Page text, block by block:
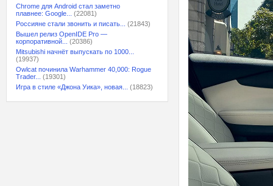
Chrome для Android стал заметно
плавнее: Google...
(22081)
Россияне стали звонить и писать...
(21843)
Вышел релиз OpenIDE Pro —
корпоративной...
(20386)
Mitsubishi начнёт выпускать по 1000...
(19937)
Owlcat починила Warhammer 40,000: Rogue
Trader...
(19301)
Игра в стиле «Джона Уика», новая...
(18823)